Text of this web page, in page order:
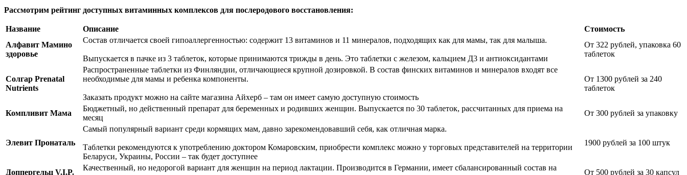
Рассмотрим рейтинг доступных витаминных комплексов для послеродового восстановления:
Название Описание
Стоимость
Алфавит Мамино
здоровье
Состав отличается своей гипоаллергенностью: содержит 13 витаминов и 11 минералов, подходящих как для мамы, так для малыша.
Выпускается в пачке из 3 таблеток, которые принимаются трижды в день. Это таблетки с железом, кальцием Д3 и антиоксидантами
От 322 рублей, упаковка 60
таблеток
Солгар Prenatal
Nutrients
Распространенные таблетки из Финляндии, отличающиеся крупной дозировкой. В состав финских витаминов и минералов входят все
необходимые для мамы и ребенка компоненты.
Заказать продукт можно на сайте магазина Айхерб – там он имеет самую доступную стоимость
От 1300 рублей за 240
таблеток
Компливит Мама
Бюджетный, но действенный препарат для беременных и родивших женщин. Выпускается по 30 таблеток, рассчитанных для приема на
месяц
От 300 рублей за упаковку
Элевит Пронаталь
Самый популярный вариант среди кормящих мам, давно зарекомендовавший себя, как отличная марка.
Таблетки рекомендуются к употреблению доктором Комаровским, приобрести комплекс можно у торговых представителей на территории
Беларуси, Украины, России – так будет доступнее
1900 рублей за 100 штук
Доппергельц V.I.P.
Качественный, но недорогой вариант для женщин на период лактации. Производится в Германии, имеет сбалансированный состав на
От 500 рублей за 30 капсул